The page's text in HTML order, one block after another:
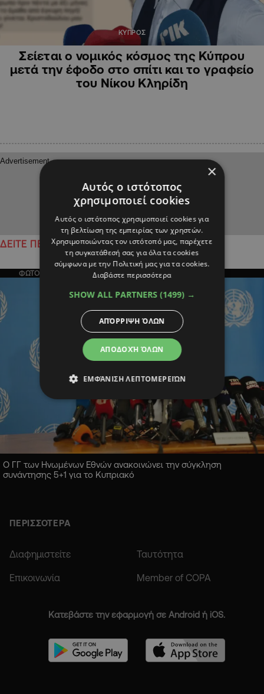
ΚΥΠΡΟΣ
Σείεται ο νομικός κόσμος της Κύπρου
μετά την έφοδο στο σπίτι και το γραφείο
του Νίκου Κληρίδη
ΔΕΙΤΕ ΠΕΡΙΣΣΟΤΕΡΑ
ΦΩΤΟΓΡΑΦΙΑ ΤΗΣ ΗΜΕΡΑΣ
Ο ΓΓ των Ηνωμένων Εθνών ανακοινώνει την σύγκληση
συνάντησης 5+1 για το Κυπριακό
ΠΕΡΙΣΣΟΤΕΡΑ
Διαφημιστείτε Ταυτότητα
Επικοινωνία Member of COPA
Κατεβάστε την εφαρμογή σε Android ή iOS.
×
Αυτός ο ιστότοπος
χρησιμοποιεί cookies
Αυτός ο ιστότοπος χρησιμοποιεί cookies για
τη βελτίωση της εμπειρίας των χρηστών.
Χρησιμοποιώντας τον ιστότοπό μας, παρέχετε
τη συγκατάθεσή σας για όλα τα cookies
σύμφωνα με την Πολιτική μας για τα cookies.
Διαβάστε περισσότερα
SHOW ALL PARTNERS (1499) →
ΑΠΟΔΟΧΉ ΌΛΩΝ
ΑΠΌΡΡΙΨΗ ΌΛΩΝ
ΕΜΦΆΝΙΣΗ ΛΕΠΤΟΜΕΡΕΙΏΝ